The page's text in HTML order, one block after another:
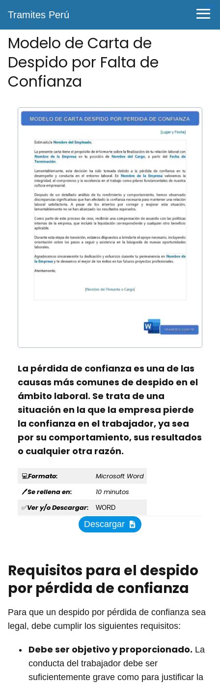
0%
Tramites Perú
Modelo de Carta de
Despido por Falta de
Confianza
La pérdida de confianza es una de las
causas más comunes de despido en el
ámbito laboral. Se trata de una
situación en la que la empresa pierde
la confianza en el trabajador, ya sea
por su comportamiento, sus resultados
o cualquier otra razón.
💻Formato: Microsoft Word
🖊Se rellena en: 10 minutos
✅Ver y/o Descargar: WORD
Descargar
Requisitos para el despido
por pérdida de confianza
Para que un despido por pérdida de confianza sea
legal, debe cumplir los siguientes requisitos:
Debe ser objetivo y proporcionado. La
conducta del trabajador debe ser
suficientemente grave como para justificar la